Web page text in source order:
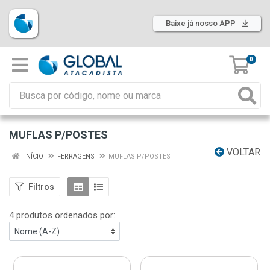
Baixe já nosso APP
0
MUFLAS P/POSTES
VOLTAR
INÍCIO FERRAGENS MUFLAS P/POSTES
Filtros
4 produtos ordenados por: